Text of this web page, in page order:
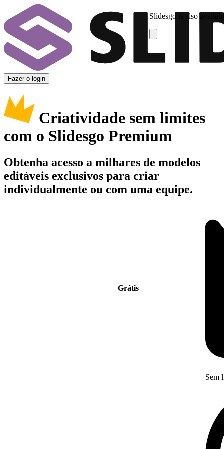
Slidesgo is also
Fazer o login
Criatividade sem limites
com o Slidesgo Premium
Obtenha acesso a milhares de modelos
editáveis exclusivos para criar
individualmente ou com uma equipe.
Grátis
Sem